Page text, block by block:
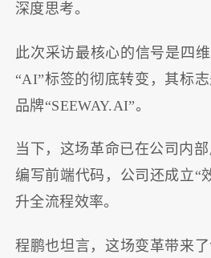
深度思考。
此次采访最核心的信号是四
“AI”标签的彻底转变，其标
品牌“SEEWAY.AI”。
当下，这场革命已在公司内
编写前端代码，公司还成立“
升全流程效率。
程鹏也坦言，这场变革带来